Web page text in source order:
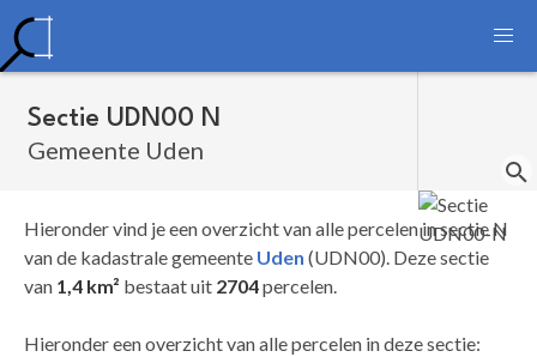
Sectie UDN00 N
Gemeente Uden
Hieronder vind je een overzicht van alle percelen in sectie N
van de kadastrale gemeente Uden (UDN00). Deze sectie
van 1,4 km² bestaat uit 2704percelen.
Hieronder een overzicht van alle percelen in deze sectie: